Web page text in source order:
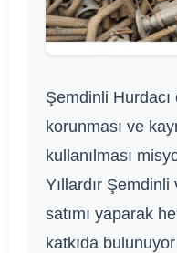
Şemdinli Hurdacı
korunması ve
kullanılması
Yıllardır
satımı yaparak
katkıda